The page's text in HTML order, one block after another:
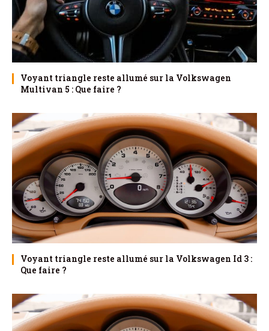
Voyant triangle reste allumé sur la Volkswagen
Multivan 5 : Que faire ?
Voyant triangle reste allumé sur la Volkswagen Id 3 :
Que faire ?